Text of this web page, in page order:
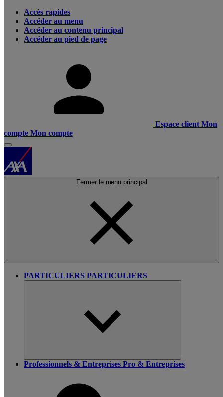
Accès rapides
Accéder au menu
Accéder au contenu principal
Accéder au pied de page
Espace client Mon
compte Mon compte
Fermer le menu principal
PARTICULIERS PARTICULIERS
Professionnels & Entreprises Pro & Entreprises